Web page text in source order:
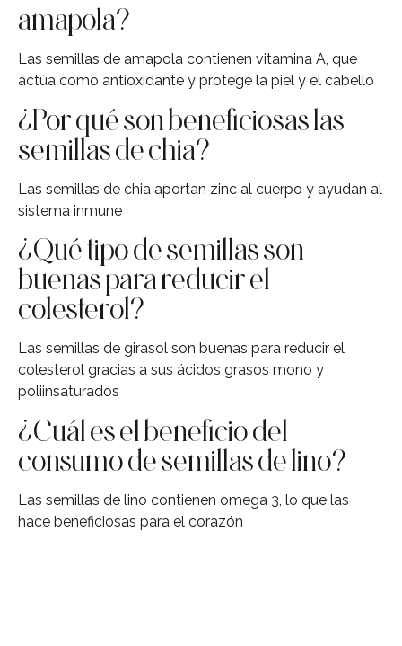
amapola?
Las semillas de amapola contienen vitamina A, que
actúa como antioxidante y protege la piel y el cabello
¿Por qué son beneficiosas las
semillas de chia?
Las semillas de chia aportan zinc al cuerpo y ayudan al
sistema inmune
¿Qué tipo de semillas son
buenas para reducir el
colesterol?
Las semillas de girasol son buenas para reducir el
colesterol gracias a sus ácidos grasos mono y
poliinsaturados
¿Cuál es el beneficio del
consumo de semillas de lino?
Las semillas de lino contienen omega 3, lo que las
hace beneficiosas para el corazón